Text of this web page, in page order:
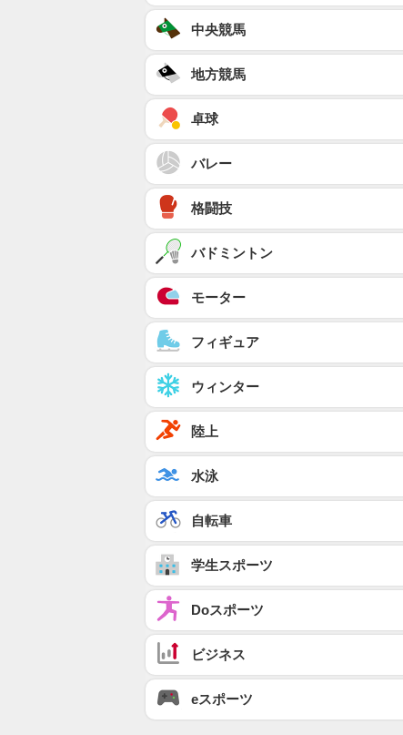
中央競馬
地方競馬
卓球
バレー
格闘技
バドミントン
モーター
フィギュア
ウィンター
陸上
水泳
自転車
学生スポーツ
Doスポーツ
ビジネス
eスポーツ